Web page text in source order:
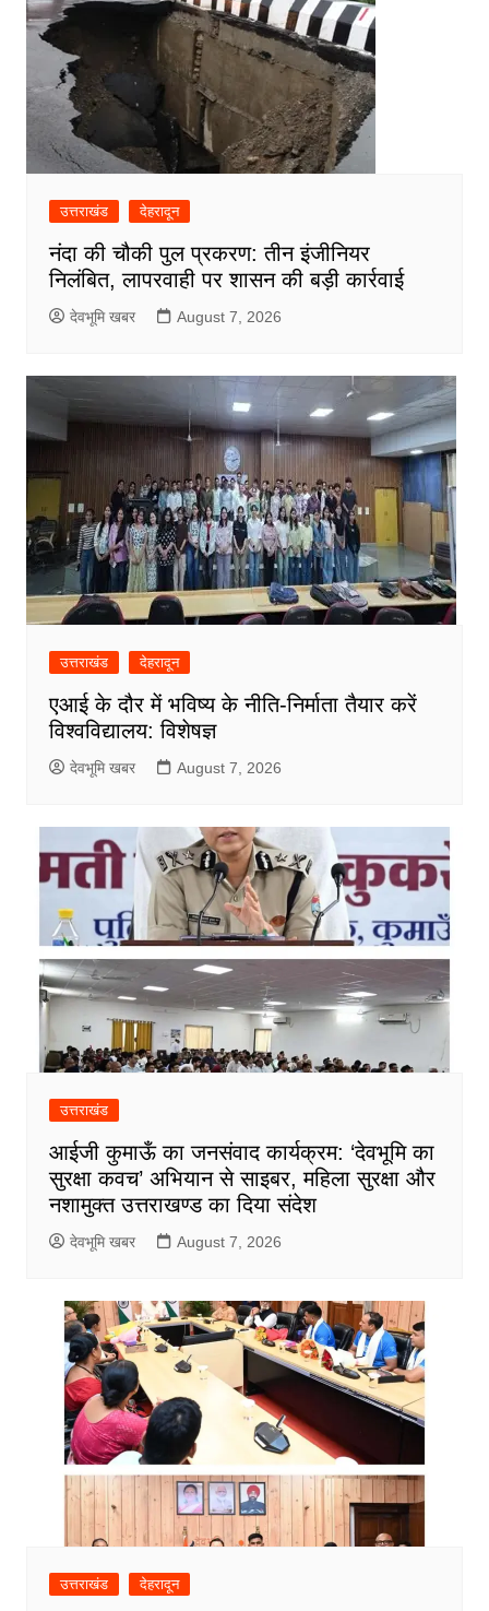
उत्तराखंड देहरादून
नंदा की चौकी पुल प्रकरण: तीन इंजीनियर
निलंबित, लापरवाही पर शासन की बड़ी कार्रवाई
देवभूमि खबर August 7, 2026
उत्तराखंड देहरादून
एआई के दौर में भविष्य के नीति-निर्माता तैयार करें
विश्वविद्यालय: विशेषज्ञ
देवभूमि खबर August 7, 2026
उत्तराखंड
आईजी कुमाऊँ का जनसंवाद कार्यक्रम: ‘देवभूमि का
सुरक्षा कवच’ अभियान से साइबर, महिला सुरक्षा और
नशामुक्त उत्तराखण्ड का दिया संदेश
देवभूमि खबर August 7, 2026
उत्तराखंड देहरादून